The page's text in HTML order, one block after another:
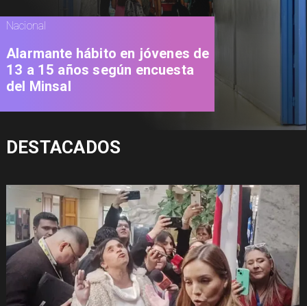
Nacional
Alarmante hábito en jóvenes de
13 a 15 años según encuesta
del Minsal
DESTACADOS